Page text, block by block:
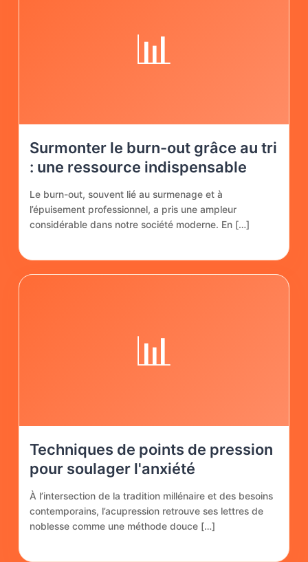
📊
Surmonter le burn-out grâce au tri
: une ressource indispensable
Le burn-out, souvent lié au surmenage et à
l’épuisement professionnel, a pris une ampleur
considérable dans notre société moderne. En […]
📊
Techniques de points de pression
pour soulager l'anxiété
À l’intersection de la tradition millénaire et des besoins
contemporains, l’acupression retrouve ses lettres de
noblesse comme une méthode douce […]